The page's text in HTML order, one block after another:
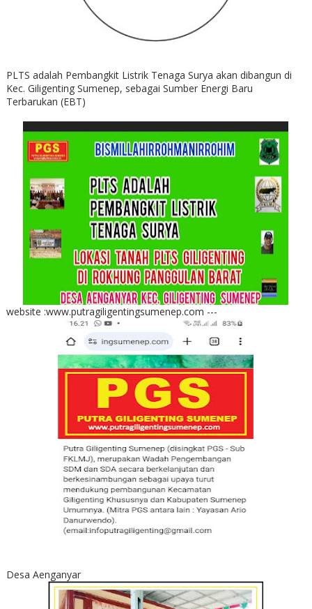
PLTS adalah Pembangkit Listrik Tenaga Surya akan dibangun di
Kec. Giligenting Sumenep, sebagai Sumber Energi Baru
Terbarukan (EBT)
website :www.putragiligentingsumenep.com ---
Desa Aenganyar